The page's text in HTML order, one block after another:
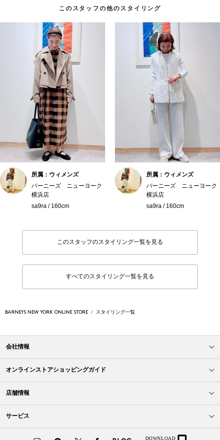
このスタッフの他のスタイリング
所属：ウィメンズ
バーニーズ ニューヨーク
横浜店
sa9ra / 160cm
所属：ウィメンズ
バーニーズ ニューヨーク
横浜店
sa9ra / 160cm
このスタッフのスタイリング一覧を見る
すべてのスタイリング一覧を見る
BARNEYS NEW YORK ONLINE STORE スタイリング一覧
会社情報
オンラインストアショッピングガイド
店舗情報
サービス